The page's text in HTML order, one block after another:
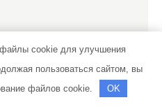
файлы cookie для улучшения
пользоваться сайтом, вы
файлов cookie.
OK